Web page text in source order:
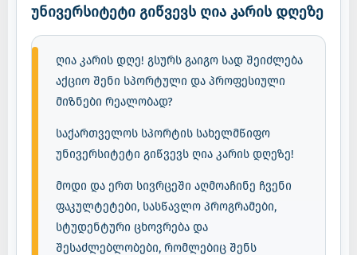
უნივერსიტეტი გიწვევს ღია კარის დღეზე
ღია კარის დღე! გსურს გაიგო სად შეიძლება
აქციო შენი სპორტული და პროფესიული
მიზნები რეალობად?
საქართველოს სპორტის სახელმწიფო
უნივერსიტეტი გიწვევს ღია კარის დღეზე!
მოდი და ერთ სივრცეში აღმოაჩინე ჩვენი
ფაკულტეტები, სასწავლო პროგრამები,
სტუდენტური ცხოვრება და
შესაძლებლობები, რომლებიც შენს